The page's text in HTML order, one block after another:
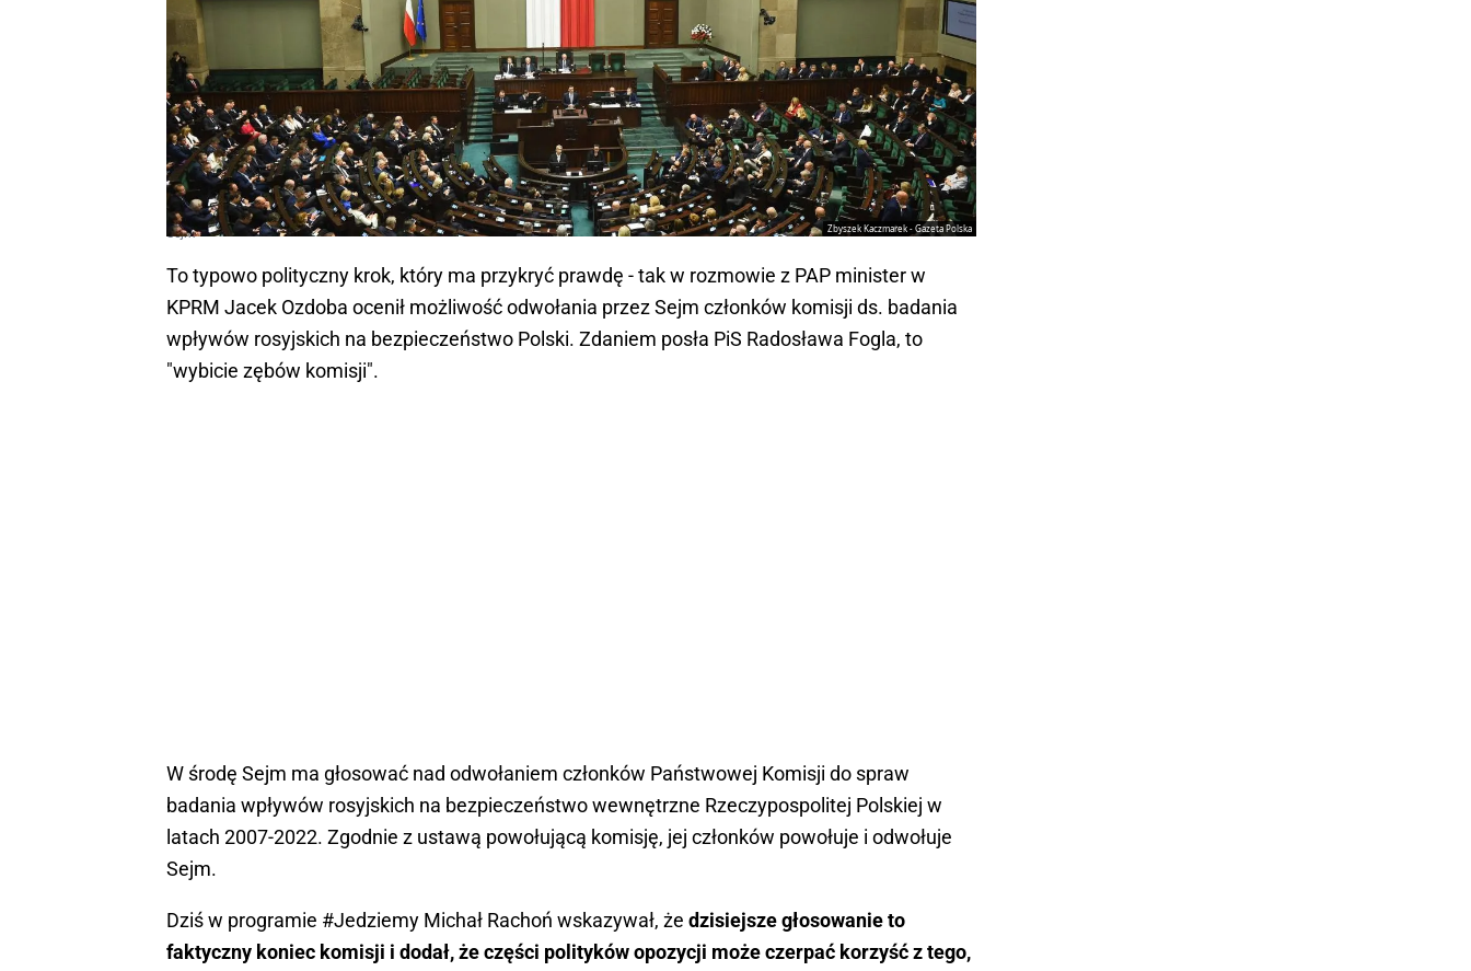
Zbyszek Kaczmarek - Gazeta Polska
Sejm
To typowo polityczny krok, który ma przykryć prawdę - tak w rozmowie z PAP minister w
KPRM Jacek Ozdoba ocenił możliwość odwołania przez Sejm członków komisji ds. badania
wpływów rosyjskich na bezpieczeństwo Polski. Zdaniem posła PiS Radosława Fogla, to
"wybicie zębów komisji".
W środę Sejm ma głosować nad odwołaniem członków Państwowej Komisji do spraw
badania wpływów rosyjskich na bezpieczeństwo wewnętrzne Rzeczypospolitej Polskiej w
latach 2007-2022. Zgodnie z ustawą powołującą komisję, jej członków powołuje i odwołuje
Sejm.
Dziś w programie #Jedziemy Michał Rachoń wskazywał, że dzisiejsze głosowanie to
faktyczny koniec komisji i dodał, że części polityków opozycji może czerpać korzyść z tego,